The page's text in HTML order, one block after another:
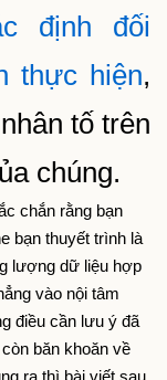
định đối
thực hiện,
tố trên
chúng.
chắn rằng bạn
bạn thuyết trình là
lượng dữ liệu hợp
vào nội tâm
điều cần lưu ý đã
băn khoăn về
ra thì bài viết sau